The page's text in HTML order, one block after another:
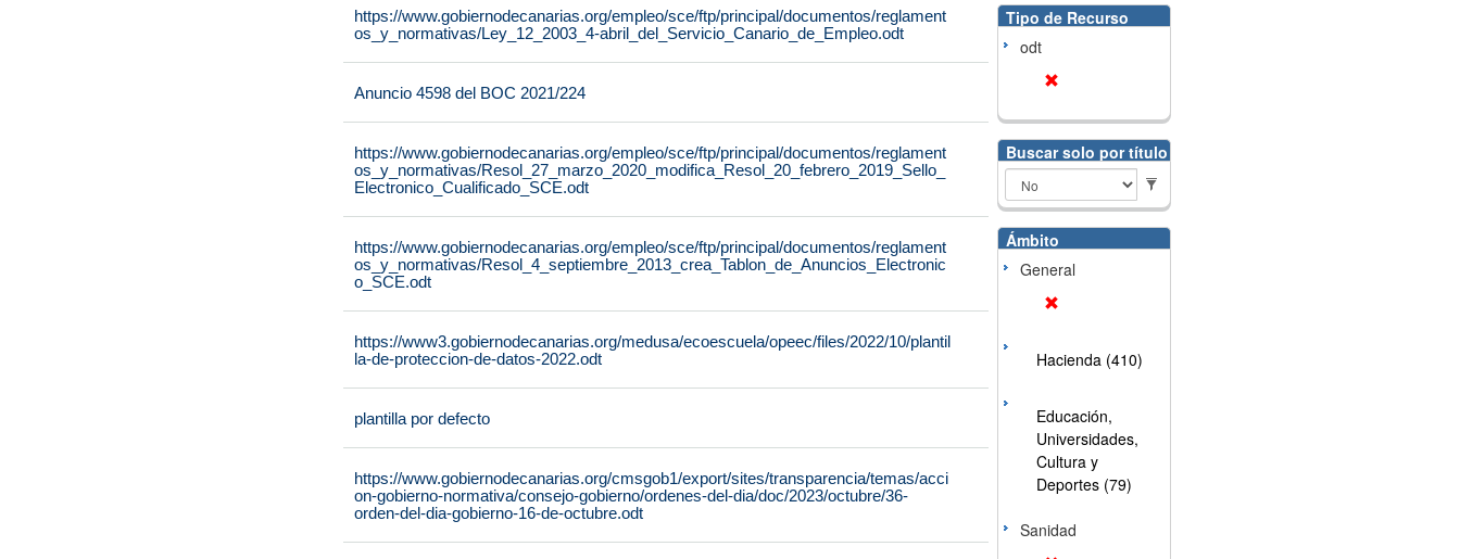
https://www.gobiernodecanarias.org/empleo/sce/ftp/principal/documentos/reglament
os_y_normativas/Ley_12_2003_4-abril_del_Servicio_Canario_de_Empleo.odt
Anuncio 4598 del BOC 2021/224
https://www.gobiernodecanarias.org/empleo/sce/ftp/principal/documentos/reglament
os_y_normativas/Resol_27_marzo_2020_modifica_Resol_20_febrero_2019_Sello_
Electronico_Cualificado_SCE.odt
https://www.gobiernodecanarias.org/empleo/sce/ftp/principal/documentos/reglament
os_y_normativas/Resol_4_septiembre_2013_crea_Tablon_de_Anuncios_Electronic
o_SCE.odt
https://www3.gobiernodecanarias.org/medusa/ecoescuela/opeec/files/2022/10/plantil
la-de-proteccion-de-datos-2022.odt
plantilla por defecto
https://www.gobiernodecanarias.org/cmsgob1/export/sites/transparencia/temas/acci
on-gobierno-normativa/consejo-gobierno/ordenes-del-dia/doc/2023/octubre/36-
orden-del-dia-gobierno-16-de-octubre.odt
Tipo de Recurso
odt
Buscar solo por título
Ámbito
General
Hacienda (410)
Educación,
Universidades,
Cultura y
Deportes (79)
Sanidad